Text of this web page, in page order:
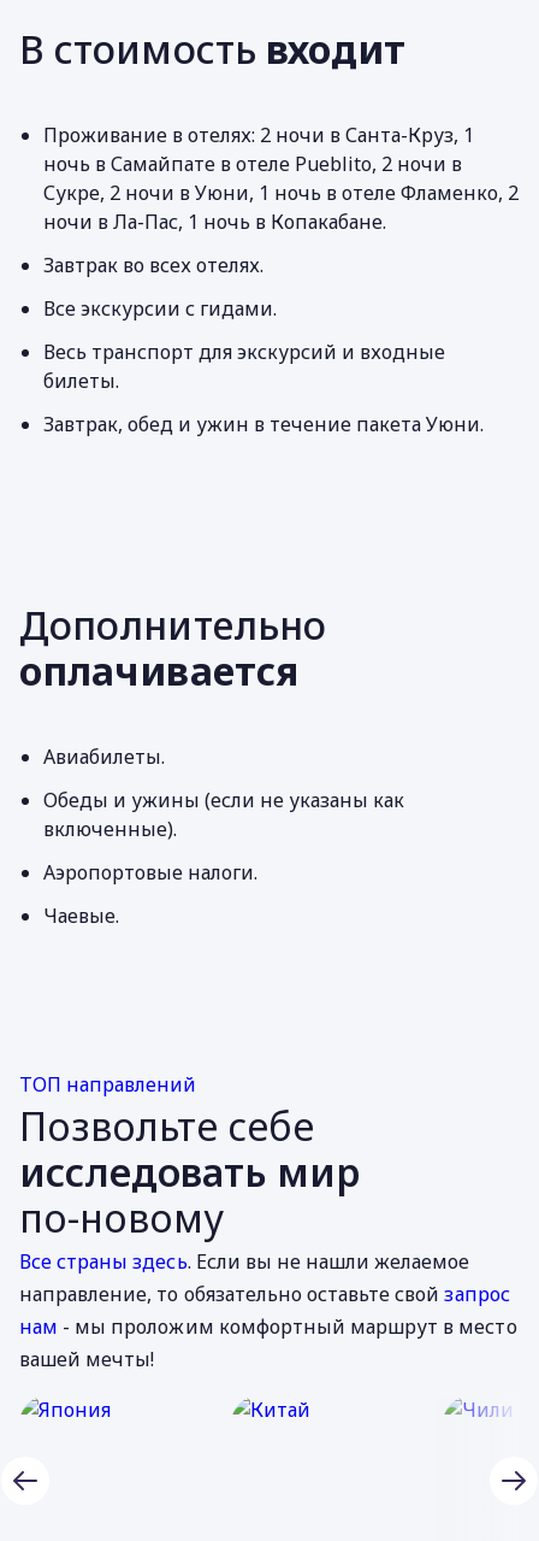
В стоимость входит
Проживание в отелях: 2 ночи в Санта-Круз, 1
ночь в Самайпате в отеле Pueblito, 2 ночи в
Сукре, 2 ночи в Уюни, 1 ночь в отеле Фламенко, 2
ночи в Ла-Пас, 1 ночь в Копакабане.
Завтрак во всех отелях.
Все экскурсии с гидами.
Весь транспорт для экскурсий и входные
билеты.
Завтрак, обед и ужин в течение пакета Уюни.
Дополнительно
оплачивается
Авиабилеты.
Обеды и ужины (если не указаны как
включенные).
Аэропортовые налоги.
Чаевые.
ТОП направлений
Позвольте себе
исследовать мир
по-новому
Все страны здесь. Если вы не нашли желаемое
направление, то обязательно оставьте свойзапрос
нам - мы проложим комфортный маршрут в место
вашей мечты!